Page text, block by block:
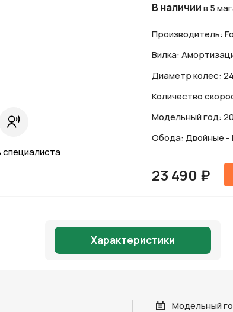
В наличиив 5
Производитель:
Вилка:
Диаметр колес: 24
Количество
Модельный год:
Обода: Двойные -
23 490 ₽
Характеристики
Модельный